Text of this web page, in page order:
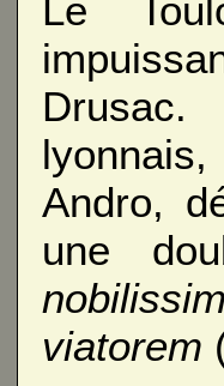
Le
Andro,
une
viatorem